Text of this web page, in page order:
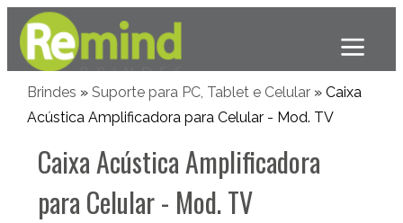
Brindes » Suporte para PC, Tablet e Celular» Caixa
Acústica Amplificadora para Celular - Mod. TV
Caixa Acústica Amplificadora
para Celular - Mod. TV